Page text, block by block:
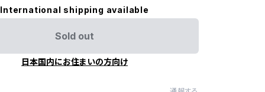
International shipping available
Sold out
日本国内にお住まいの方向け